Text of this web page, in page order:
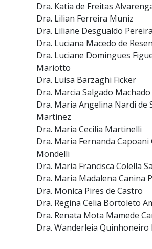
Dra. Katia de Freitas
Dra. Lilian Ferreira Muniz
Dra. Liliane Desgualdo Pereira
Dra. Luciana Macedo de
Dra. Luciane Domingues
Mariotto
Dra. Luisa Barzaghi Ficker
Dra. Marcia Salgado Machado
Dra. Maria Angelina Nardi de
Martinez
Dra. Maria Cecilia Martinelli
Dra. Maria Fernanda Capoani
Mondelli
Dra. Maria Francisca Colella
Dra. Maria Madalena Canina
Dra. Monica Pires de Castro
Dra. Regina Celia Bortoleto
Dra. Renata Mota Mamede
Dra. Wanderleia Quinhoneiro